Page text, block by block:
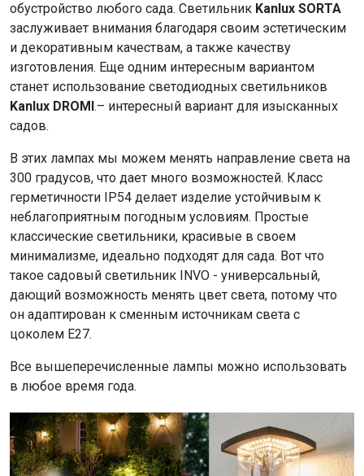
обустройство любого сада. Светильник Kanlux SORTA
заслуживает внимания благодаря своим эстетическим
и декоративным качествам, а также качеству
изготовления. Еще одним интересным вариантом
станет использование светодиодных светильников
Kanlux DROMI .– интересный вариант для изысканных
садов.
В этих лампах мы можем менять направление света на
300 градусов, что дает много возможностей. Класс
герметичности IP54 делает изделие устойчивым к
неблагоприятным погодным условиям. Простые
классические светильники, красивые в своем
минимализме, идеально подходят для сада. Вот что
такое садовый светильник INVO - универсальный,
дающий возможность менять цвет света, потому что
он адаптирован к сменным источникам света с
цоколем E27.
Все вышеперечисленные лампы можно использовать
в любое время года.